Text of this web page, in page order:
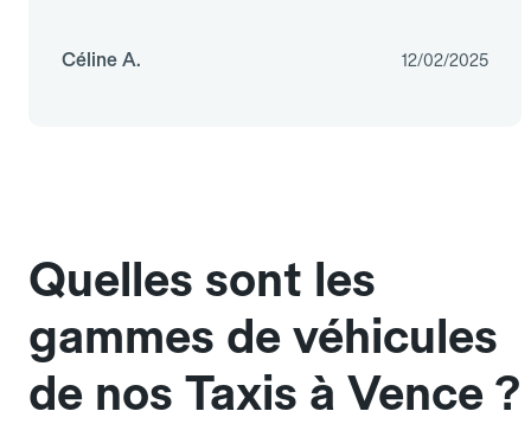
Céline A. 12/02/2025
Quelles sont les
gammes de véhicules
de nos Taxis à Vence ?